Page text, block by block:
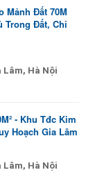
Mảnh Đất 70M
Trong Đất, Chỉ
Lâm, Hà Nội
- Khu Tđc Kim
Hoạch Gia Lâm
Lâm, Hà Nội